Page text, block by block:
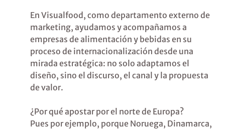
En Visualfood, como departamento externo de
marketing, ayudamos y acompañamos a
empresas de alimentación y bebidas en su
proceso de internacionalización desde una
mirada estratégica: no solo adaptamos el
diseño, sino el discurso, el canal y la propuesta
de valor.
¿Por qué apostar por el norte de Europa?
Pues por ejemplo, porque Noruega, Dinamarca,